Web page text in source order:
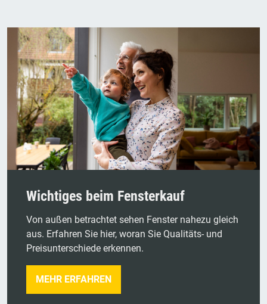
Wichtiges beim Fensterkauf
Von außen betrachtet sehen Fenster nahezu gleich
aus. Erfahren Sie hier, woran Sie Qualitäts- und
Preisunterschiede erkennen.
MEHR ERFAHREN